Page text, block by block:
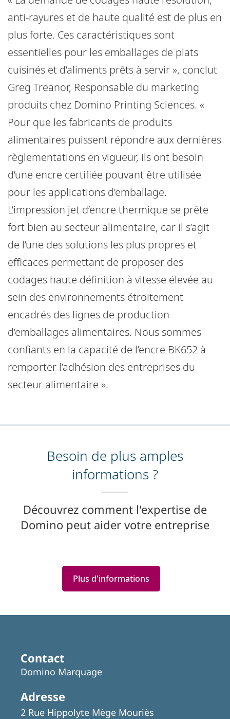
anti-rayures et de haute qualité est de plus en
plus forte. Ces caractéristiques sont
essentielles pour les emballages de plats
cuisinés et d’aliments prêts à servir », conclut
Greg Treanor, Responsable du marketing
produits chez Domino Printing Sciences. «
Pour que les fabricants de produits
alimentaires puissent répondre aux dernières
règlementations en vigueur, ils ont besoin
d’une encre certifiée pouvant être utilisée
pour les applications d’emballage.
L’impression jet d’encre thermique se prête
fort bien au secteur alimentaire, car il s’agit
de l’une des solutions les plus propres et
efficaces permettant de proposer des
codages haute définition à vitesse élevée au
sein des environnements étroitement
encadrés des lignes de production
d’emballages alimentaires. Nous sommes
confiants en la capacité de l’encre BK652 à
remporter l’adhésion des entreprises du
secteur alimentaire ».
Besoin de plus amples
informations ?
Découvrez comment l'expertise de
Domino peut aider votre entreprise
Plus d'informations
Featured
Contact
Domino Marquage
Adresse
2 Rue Hippolyte Mège Mouriès